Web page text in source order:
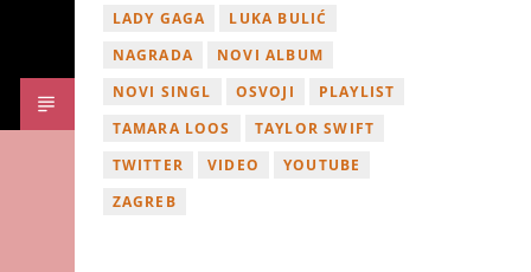
LADY GAGA
LUKA BULIĆ
NAGRADA
NOVI ALBUM
NOVI SINGL
OSVOJI
PLAYLIST
TAMARA LOOS
TAYLOR SWIFT
TWITTER
VIDEO
YOUTUBE
ZAGREB